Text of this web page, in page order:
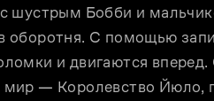
шустрым Бобби и
оборотня. С помощью
и двигаются
мир — Королевство Йюло,